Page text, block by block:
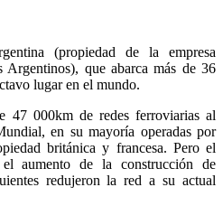
(propiedad de la empresa
Argentinos), que abarca más de 36
lugar en el mundo.
47 000km de redes ferroviarias al
en su mayoría operadas por
británica y francesa. Pero el
aumento de la construcción de
redujeron la red a su actual